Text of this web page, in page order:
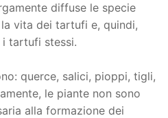
diffuse le specie
vita dei tartufi e, quindi,
tartufi stessi.
querce, salici, pioppi, tigli,
le piante non sono
alla formazione dei